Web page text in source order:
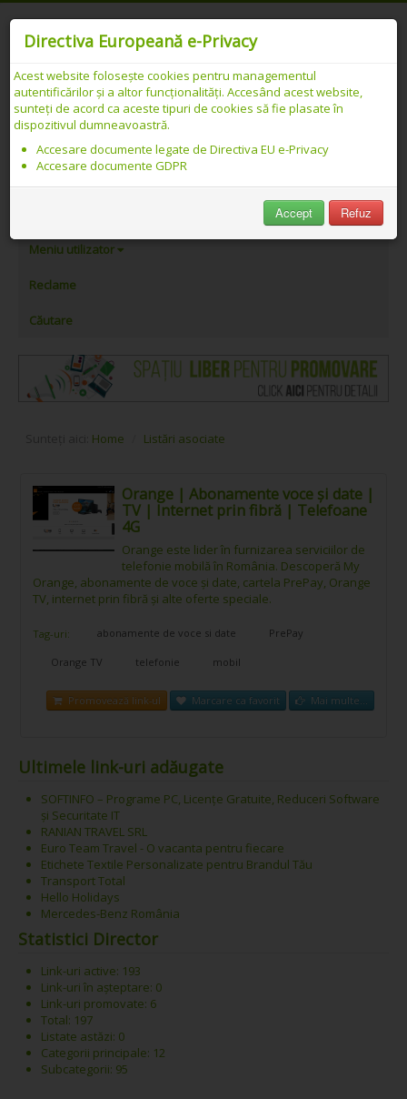
Catalog web SEO PREMIUM Românesc -
Link-uri asociate cu „Orange TV”
Meniu utilizator
Reclame
Căutare
Home Listări asociate
Orange | Abonamente voce și date |
TV | Internet prin fibră | Telefoane
4G
Orange este lider în furnizarea serviciilor de
telefonie mobilă în România. Descoperă My
Orange, abonamente de voce și date, cartela PrePay, Orange
TV, internet prin fibră și alte oferte speciale.
Tag-uri: abonamente de voce si date PrePay
Orange TV telefonie mobil
Promovează link-ul Marcare ca favorit Mai multe...
Ultimele link-uri adăugate
SOFTINFO – Programe PC, Licențe Gratuite, Reduceri Software
și Securitate IT
RANIAN TRAVEL SRL
Euro Team Travel - O vacanta pentru fiecare
Etichete Textile Personalizate pentru Brandul Tău
Transport Total
Hello Holidays
Mercedes-Benz România
Statistici Director
Link-uri active: 193
Link-uri în așteptare: 0
Link-uri promovate: 6
Total: 197
Listate astăzi: 0
Categorii principale: 12
Subcategorii: 95
Directiva Europeană e-Privacy
Acest website folosește cookies pentru managementul
autentificărilor și a altor funcționalități. Accesând acest website,
sunteți de acord ca aceste tipuri de cookies să fie plasate în
dispozitivul dumneavoastră.
Accesare documente legate de Directiva EU e-Privacy
Accesare documente GDPR
Accept Refuz